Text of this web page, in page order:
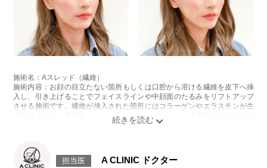
施術名：Aスレッド（繊維）
施術内容：お顔の目立たない箇所もしくは口腔から溶ける繊維を皮下へ挿
入し、引き上げることでフェイスラインや中顔面のたるみをリフトアップ
させる施術です。繊維が挿入された箇所にはコラーゲンやエラスチンが生
成されるため、長期的な美肌効果、肌質の改善効果、将来的なシワやたる
みの予防効果が期待できます。
とがございます。また、稀ではありますが、施術部位の細菌感染症、皮膚
のよれ、繊維の突出などが生じることがございます。化膿止め・痛み止め
担当医 A CLINIC ドクター